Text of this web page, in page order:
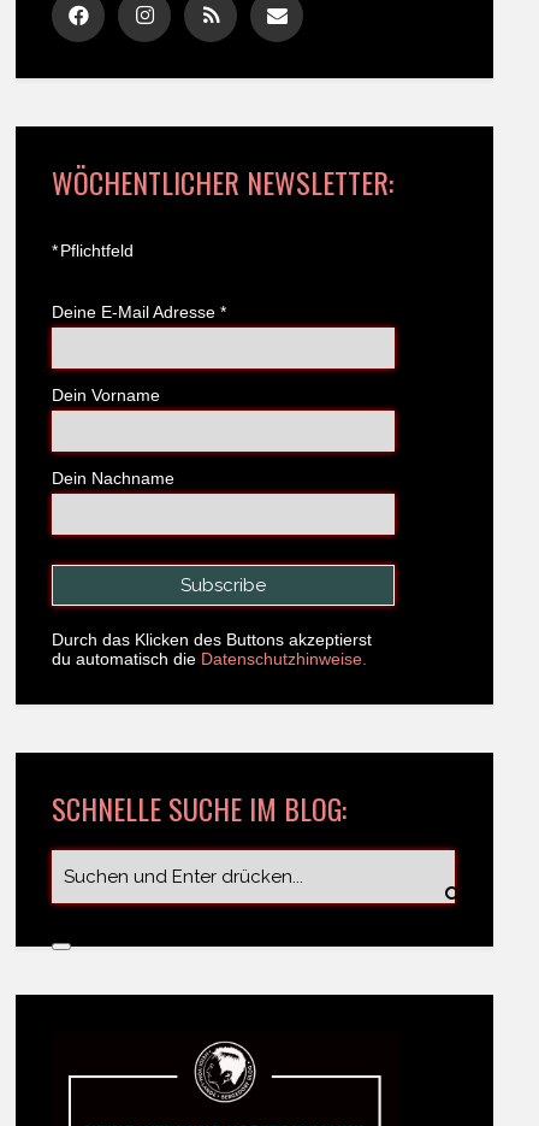
WÖCHENTLICHER NEWSLETTER:
*Pflichtfeld
Deine E-Mail Adresse *
Dein Vorname
Dein Nachname
Durch das Klicken des Buttons akzeptierst
du automatisch die Datenschutzhinweise.
SCHNELLE SUCHE IM BLOG: